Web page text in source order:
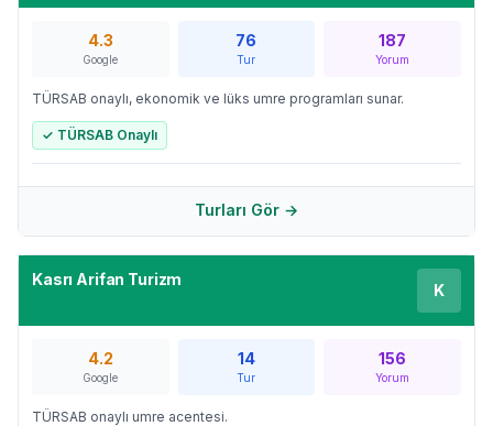
4.3
Google
76
Tur
187
Yorum
TÜRSAB onaylı, ekonomik ve lüks umre programları sunar.
✓ TÜRSAB Onaylı
Turları Gör →
Kasrı Arifan Turizm
K
4.2
Google
14
Tur
156
Yorum
TÜRSAB onaylı umre acentesi.